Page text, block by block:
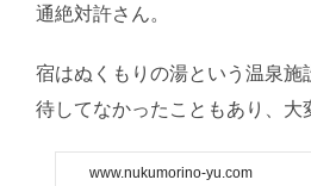
通絶対許さん。
宿はぬくもりの湯という温泉施
待してなかったこともあり、大
www.nukumorino-yu.com